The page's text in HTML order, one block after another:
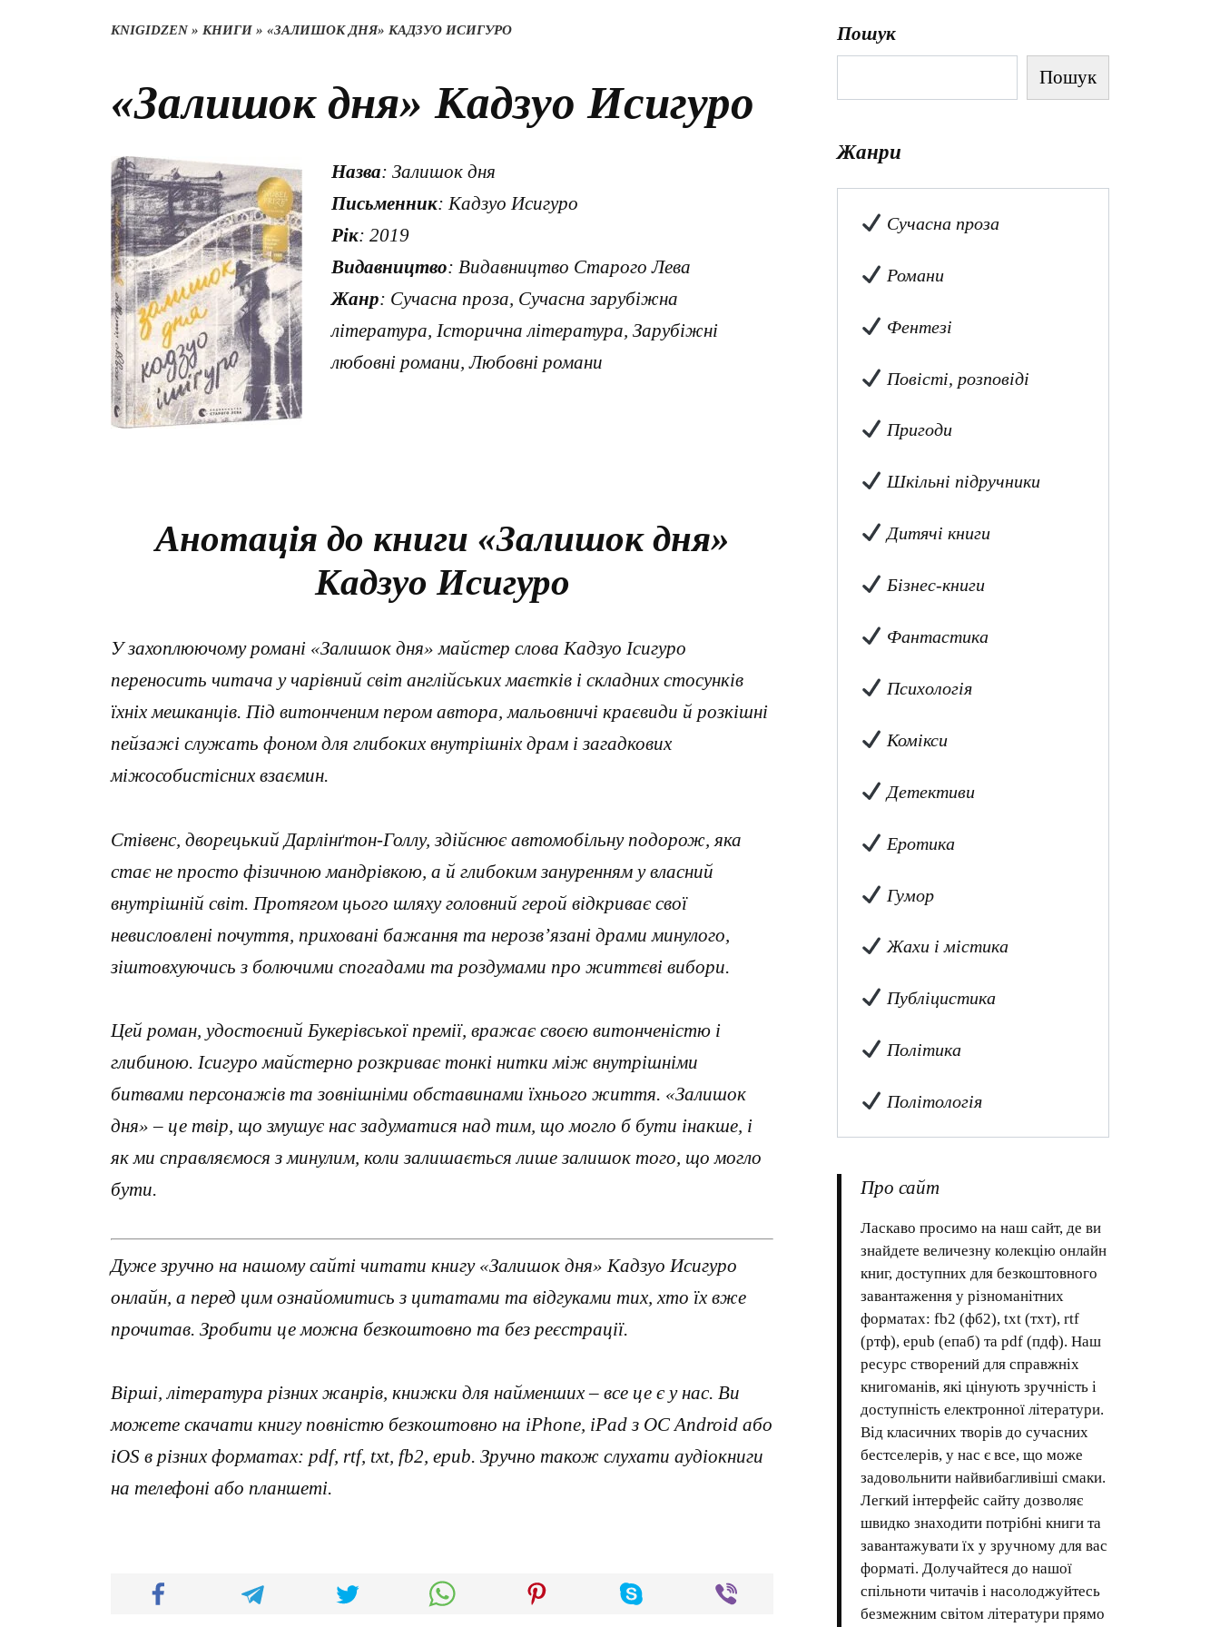
KNIGIDZEN» КНИГИ » «ЗАЛИШОК ДНЯ» КАДЗУО ИСИГУРО
«Залишок дня» Кадзуо Исигуро
Назва: Залишок дня
Письменник: Кадзуо Исигуро
Рік: 2019
Видавництво: Видавництво Старого Лева
Жанр: Сучасна проза, Сучасна зарубіжна
література, Історична література, Зарубіжні
любовні романи, Любовні романи
Анотація до книги «Залишок дня»
Кадзуо Исигуро
У захоплюючому романі «Залишок дня» майстер слова Кадзуо Ісигуро
переносить читача у чарівний світ англійських маєтків і складних стосунків
їхніх мешканців. Під витонченим пером автора, мальовничі краєвиди й розкішні
пейзажі служать фоном для глибоких внутрішніх драм і загадкових
міжособистісних взаємин.
Стівенс, дворецький Дарлінґтон-Голлу, здійснює автомобільну подорож, яка
стає не просто фізичною мандрівкою, а й глибоким зануренням у власний
внутрішній світ. Протягом цього шляху головний герой відкриває свої
невисловлені почуття, приховані бажання та нерозв’язані драми минулого,
зіштовхуючись з болючими спогадами та роздумами про життєві вибори.
Цей роман, удостоєний Букерівської премії, вражає своєю витонченістю і
глибиною. Ісигуро майстерно розкриває тонкі нитки між внутрішніми
битвами персонажів та зовнішніми обставинами їхнього життя. «Залишок
дня» – це твір, що змушує нас задуматися над тим, що могло б бути інакше, і
як ми справляємося з минулим, коли залишається лише залишок того, що могло
бути.
Дуже зручно на нашому сайті читати книгу «Залишок дня» Кадзуо Исигуро
онлайн, а перед цим ознайомитись з цитатами та відгуками тих, хто їх вже
прочитав. Зробити це можна безкоштовно та без реєстрації.
Вірші, література різних жанрів, книжки для найменших – все це є у нас. Ви
можете скачати книгу повністю безкоштовно на iPhone, iPad з ОС Android або
iOS в різних форматах: pdf, rtf, txt, fb2, epub. Зручно також слухати аудіокниги
на телефоні або планшеті.
Пошук
Пошук
Жанри
Сучасна проза
Романи
Фентезі
Повісті, розповіді
Пригоди
Шкільні підручники
Дитячі книги
Бізнес-книги
Фантастика
Психологія
Комікси
Детективи
Еротика
Гумор
Жахи і містика
Публіцистика
Політика
Політологія
Про сайт
Ласкаво просимо на наш сайт, де ви
знайдете величезну колекцію онлайн
книг, доступних для безкоштовного
завантаження у різноманітних
форматах: fb2 (фб2), txt (тхт), rtf
(ртф), epub (епаб) та pdf (пдф). Наш
ресурс створений для справжніх
книгоманів, які цінують зручність і
доступність електронної літератури.
Від класичних творів до сучасних
бестселерів, у нас є все, що може
задовольнити найвибагливіші смаки.
Легкий інтерфейс сайту дозволяє
швидко знаходити потрібні книги та
завантажувати їх у зручному для вас
форматі. Долучайтеся до нашої
спільноти читачів і насолоджуйтесь
безмежним світом літератури прямо